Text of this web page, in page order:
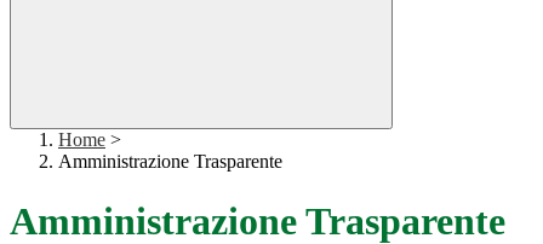
Home >
Amministrazione Trasparente
Amministrazione Trasparente